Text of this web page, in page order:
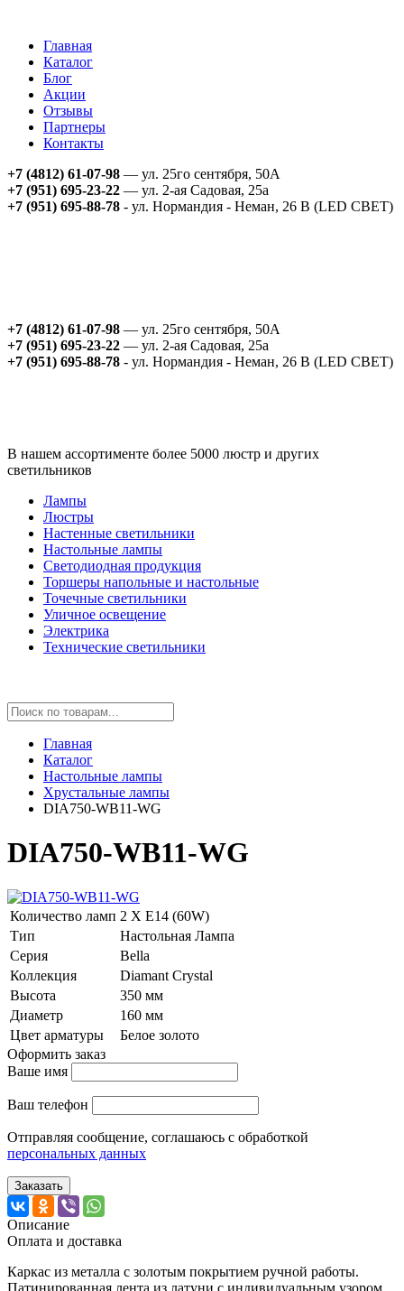
Главная
Каталог
Блог
Акции
Отзывы
Партнеры
Контакты
+7 (4812) 61-07-98 — ул. 25го сентября, 50А
+7 (951) 695-23-22 — ул. 2-ая Садовая, 25а
+7 (951) 695-88-78 - ул. Нормандия - Неман, 26 В (LED СВЕТ)
+7 (4812) 61-07-98 — ул. 25го сентября, 50А
+7 (951) 695-23-22 — ул. 2-ая Садовая, 25а
+7 (951) 695-88-78 - ул. Нормандия - Неман, 26 В (LED СВЕТ)
В нашем ассортименте более 5000 люстр и других
светильников
Лампы
Люстры
Настенные светильники
Настольные лампы
Светодиодная продукция
Торшеры напольные и настольные
Точечные светильники
Уличное освещение
Электрика
Технические светильники
Главная
Каталог
Настольные лампы
Хрустальные лампы
DIA750-WB11-WG
DIA750-WB11-WG
Количество ламп 2 Х E14 (60W)
Тип
Настольная Лампа
Серия
Bella
Коллекция
Diamant Crystal
Высота
350 мм
Диаметр
160 мм
Цвет арматуры
Белое золото
Оформить заказ
Ваше имя
Ваш телефон
Отправляя сообщение, соглашаюсь с обработкой
персональных данных
Заказать
Описание
Оплата и доставка
Каркас из металла с золотым покрытием ручной работы.
Патинированная лента из латуни с индивидуальным узором.